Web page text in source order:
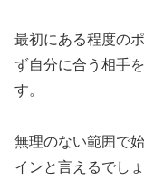
最初にある程度の
ず自分に合う相手
す。
無理のない範囲で
インと言えるでしょ